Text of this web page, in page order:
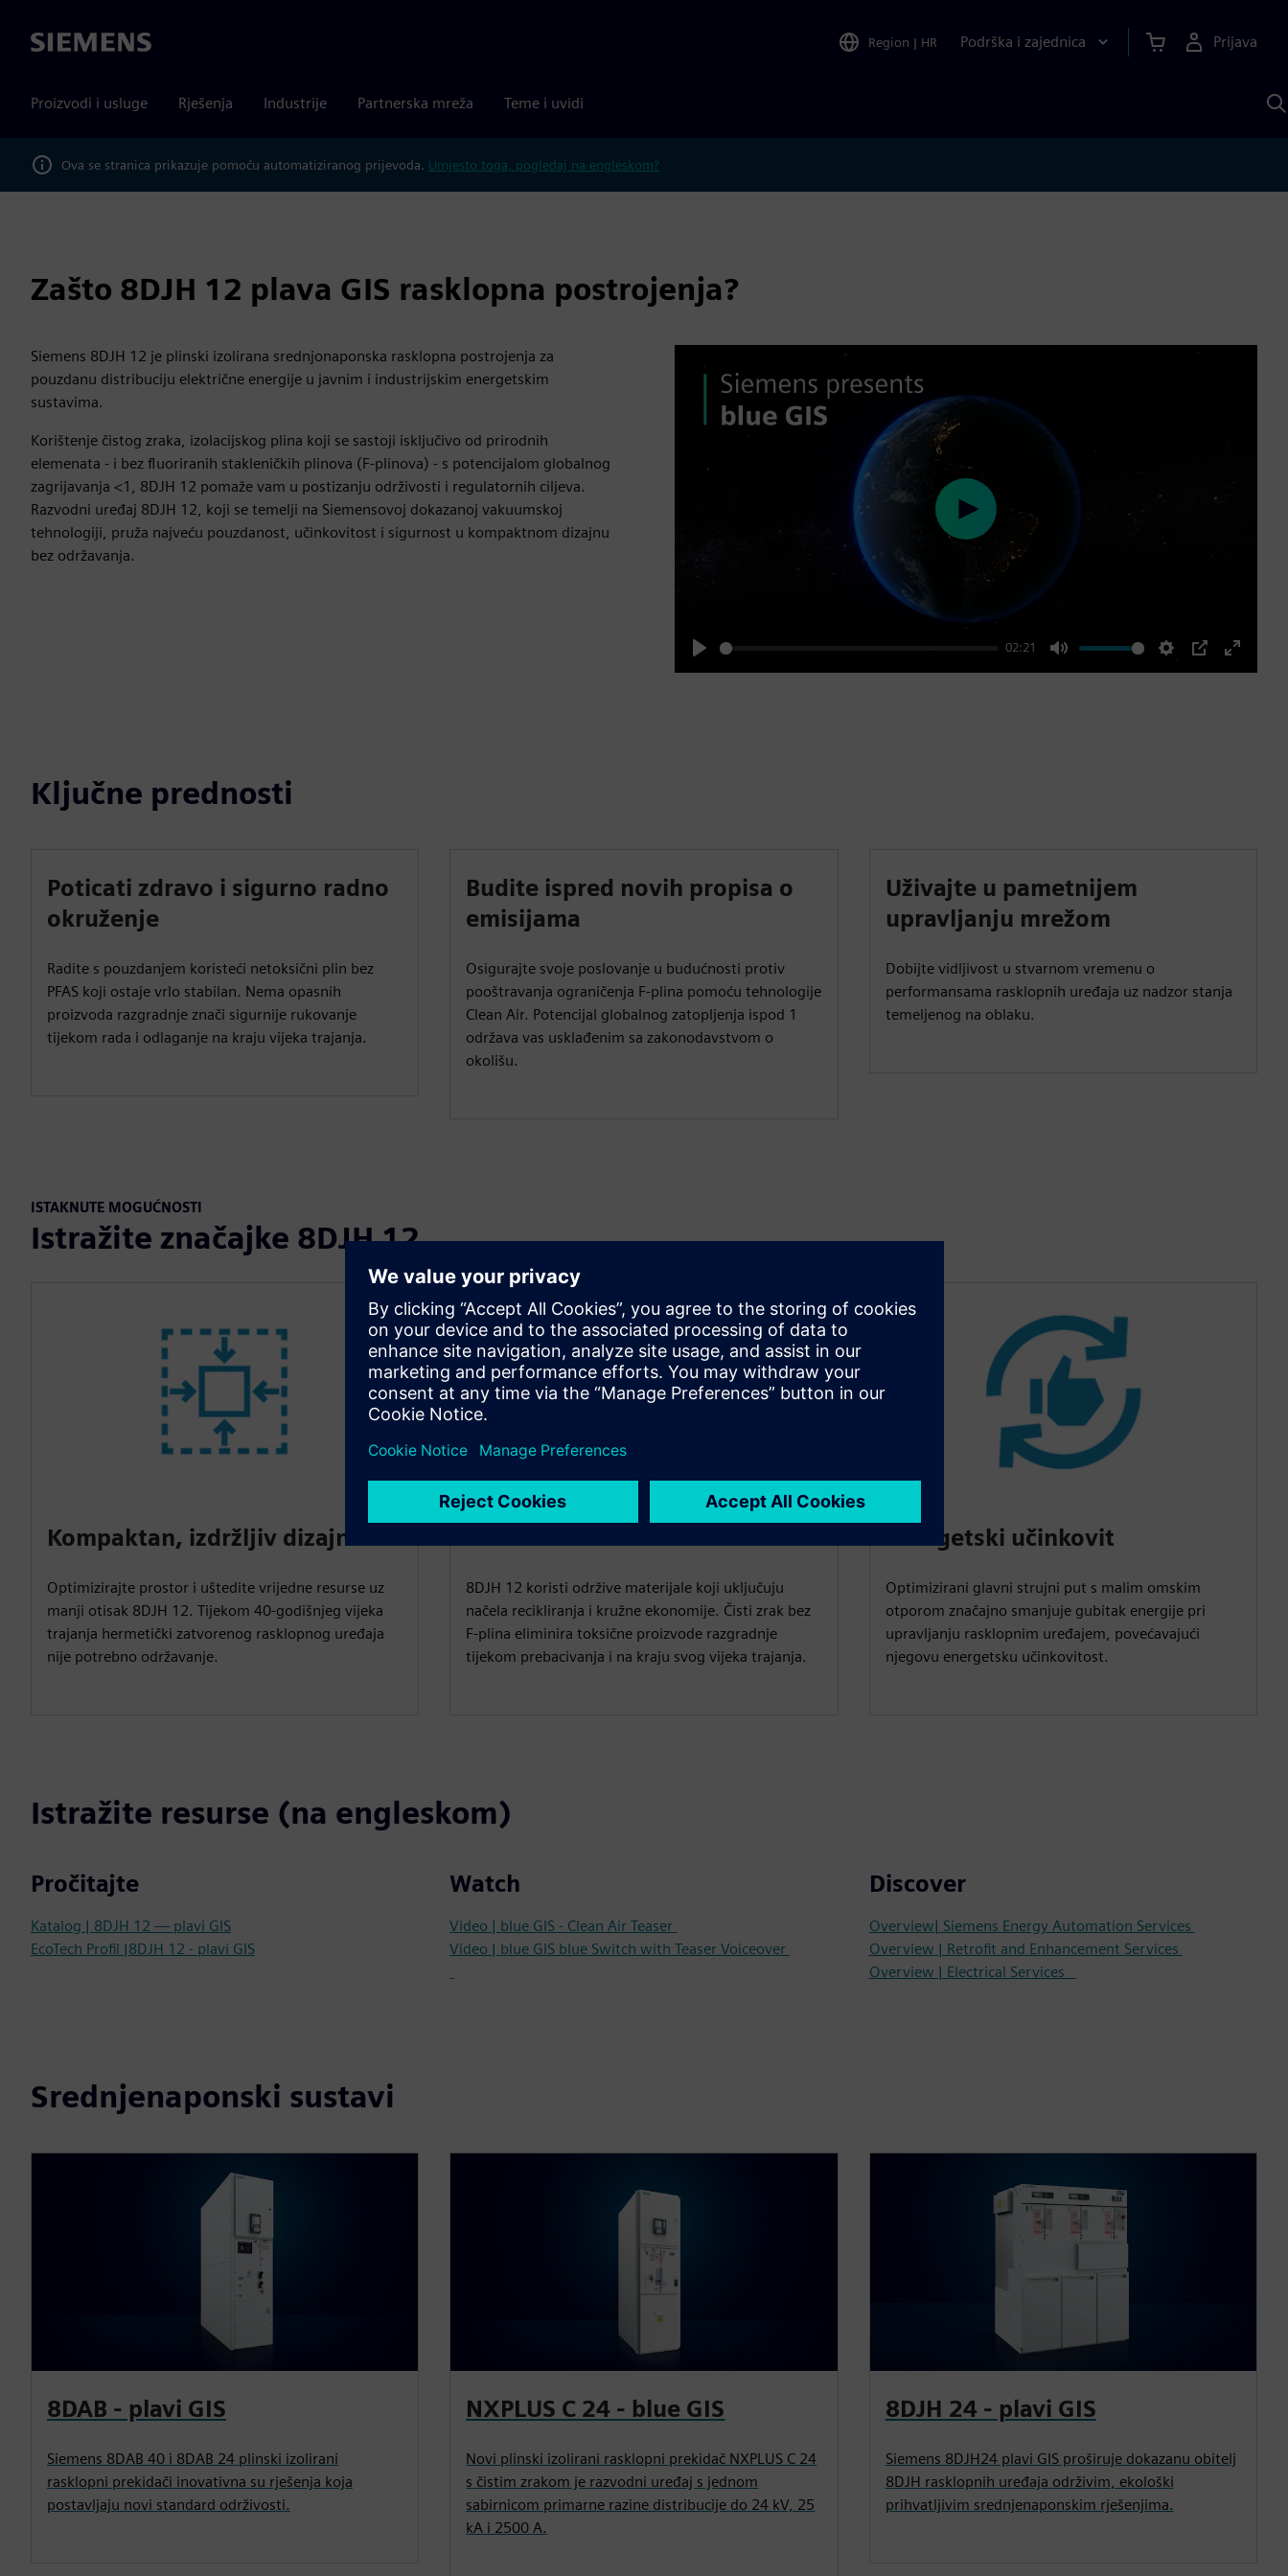
Siemens Region | HR Podrška i zajednica Prijava
Proizvodi i usluge Rješenja Industrije Partnerska mreža Teme i uvidi
Ova se stranica prikazuje pomoću automatiziranog prijevoda. Umjesto toga, pogledaj na engleskom?
Zašto 8DJH 12 plava GIS rasklopna postrojenja?
Siemens 8DJH 12 je plinski izolirana srednjonaponska rasklopna postrojenja za
pouzdanu distribuciju električne energije u javnim i industrijskim energetskim
sustavima.
Korištenje čistog zraka, izolacijskog plina koji se sastoji isključivo od prirodnih
elemenata - i bez fluoriranih stakleničkih plinova (F-plinova) - s potencijalom globalnog
zagrijavanja <1, 8DJH 12 pomaže vam u postizanju održivosti i regulatornih ciljeva.
Razvodni uređaj 8DJH 12, koji se temelji na Siemensovoj dokazanoj vakuumskoj
tehnologiji, pruža najveću pouzdanost, učinkovitost i sigurnost u kompaktnom dizajnu
bez održavanja.
Play
02:21
Mute Settings
PIP
Enter
Play
Ključne prednosti
Poticati zdravo i sigurno radno
okruženje
Radite s pouzdanjem koristeći netoksični plin bez
PFAS koji ostaje vrlo stabilan. Nema opasnih
proizvoda razgradnje znači sigurnije rukovanje
tijekom rada i odlaganje na kraju vijeka trajanja.
Budite ispred novih propisa o
emisijama
Osigurajte svoje poslovanje u budućnosti protiv
pooštravanja ograničenja F-plina pomoću tehnologije
Clean Air. Potencijal globalnog zatopljenja ispod 1
održava vas usklađenim sa zakonodavstvom o
okolišu.
Uživajte u pametnijem
upravljanju mrežom
Dobijte vidljivost u stvarnom vremenu o
performansama rasklopnih uređaja uz nadzor stanja
temeljenog na oblaku.
ISTAKNUTE MOGUĆNOSTI
Istražite značajke 8DJH 12
Kompaktan, izdržljiv dizajn
Optimizirajte prostor i uštedite vrijedne resurse uz
manji otisak 8DJH 12. Tijekom 40-godišnjeg vijeka
trajanja hermetički zatvorenog rasklopnog uređaja
nije potrebno održavanje.
8DJH 12 koristi održive materijale koji uključuju
načela recikliranja i kružne ekonomije. Čisti zrak bez
F-plina eliminira toksične proizvode razgradnje
tijekom prebacivanja i na kraju svog vijeka trajanja.
Energetski učinkovit
Optimizirani glavni strujni put s malim omskim
otporom značajno smanjuje gubitak energije pri
upravljanju rasklopnim uređajem, povećavajući
njegovu energetsku učinkovitost.
Istražite resurse (na engleskom)
Pročitajte
Katalog | 8DJH 12 — plavi GIS
EcoTech Profil |8DJH 12 - plavi GIS
Watch
Video | blue GIS - Clean Air Teaser
Video | blue GIS blue Switch with Teaser Voiceover
Discover
Overview| Siemens Energy Automation Services
Overview | Retrofit and Enhancement Services
Overview | Electrical Services
Srednjenaponski sustavi
8DAB - plavi GIS
Siemens 8DAB 40 i 8DAB 24 plinski izolirani
rasklopni prekidači inovativna su rješenja koja
postavljaju novi standard održivosti.
NXPLUS C 24 - blue GIS
Novi plinski izolirani rasklopni prekidač NXPLUS C 24
s čistim zrakom je razvodni uređaj s jednom
sabirnicom primarne razine distribucije do 24 kV, 25
kA i 2500 A.
8DJH 24 - plavi GIS
Siemens 8DJH24 plavi GIS proširuje dokazanu obitelj
8DJH rasklopnih uređaja održivim, ekološki
prihvatljivim srednjenaponskim rješenjima.